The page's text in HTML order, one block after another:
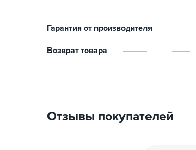
Гарантия от производителя
Возврат товара
Отзывы покупателей